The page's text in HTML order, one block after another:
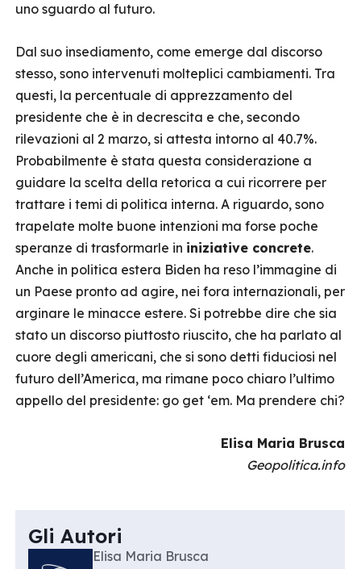
uno sguardo al futuro.
Dal suo insediamento, come emerge dal discorso
stesso, sono intervenuti molteplici cambiamenti. Tra
questi, la percentuale di apprezzamento del
presidente che è in decrescita e che, secondo
rilevazioni al 2 marzo, si attesta intorno al 40.7%.
Probabilmente è stata questa considerazione a
guidare la scelta della retorica a cui ricorrere per
trattare i temi di politica interna. A riguardo, sono
trapelate molte buone intenzioni ma forse poche
speranze di trasformarle in iniziative concrete.
Anche in politica estera Biden ha reso l’immagine di
un Paese pronto ad agire, nei fora internazionali, per
arginare le minacce estere. Si potrebbe dire che sia
stato un discorso piuttosto riuscito, che ha parlato al
cuore degli americani, che si sono detti fiduciosi nel
futuro dell’America, ma rimane poco chiaro l’ultimo
appello del presidente: go get ‘em. Ma prendere chi?
Elisa Maria Brusca
Geopolitica.info
Gli Autori
Elisa Maria Brusca